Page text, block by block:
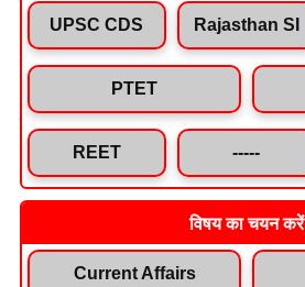
UPSC CDS Rajasthan SI
PTET
REET -----
विषय का चयन करें
Current Affairs